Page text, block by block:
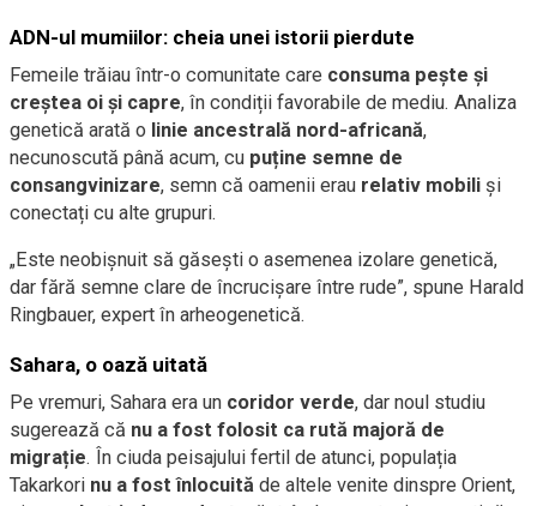
ADN-ul mumiilor: cheia unei istorii pierdute
Femeile trăiau într-o comunitate care consuma pește și
creștea oi și capre, în condiții favorabile de mediu. Analiza
genetică arată o linie ancestrală nord-africană,
necunoscută până acum, cu puține semne de
consangvinizare, semn că oamenii erau relativ mobili și
conectați cu alte grupuri.
„Este neobișnuit să găsești o asemenea izolare genetică,
dar fără semne clare de încrucișare între rude”, spune Harald
Ringbauer, expert în arheogenetică.
Sahara, o oază uitată
Pe vremuri, Sahara era un coridor verde, dar noul studiu
sugerează că nu a fost folosit ca rută majoră de
migrație. În ciuda peisajului fertil de atunci, populația
Takarkori nu a fost înlocuită de altele venite dinspre Orient,